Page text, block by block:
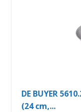
DE BUYER
(24 cm,...